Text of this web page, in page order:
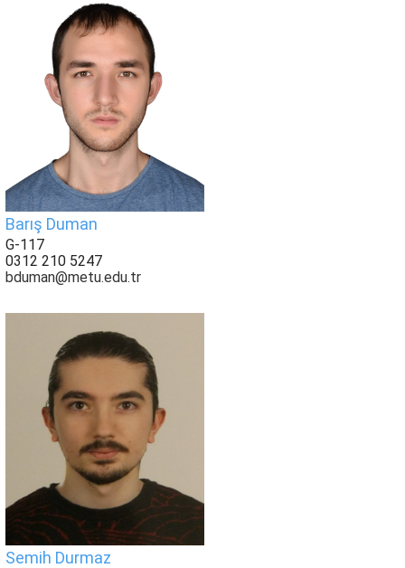
Barış Duman
G-117
0312 210 5247
bduman@metu.edu.tr
Semih Durmaz